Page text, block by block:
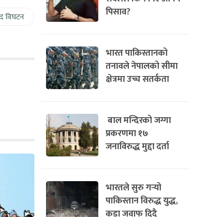
विघटन
पिसाव?
भारत पाकिस्तानको
तनावले नेपालको सीमा
क्षेत्रमा उच्च सतर्कता
बाल मन्दिरको जग्गा
प्रकरणमा १७
जनाविरुद्ध मुद्दा दर्ता
भारतले सुरु गर्‍यो
पाकिस्तान विरुद्ध युद्ध,
कडा जवाफ दिदै